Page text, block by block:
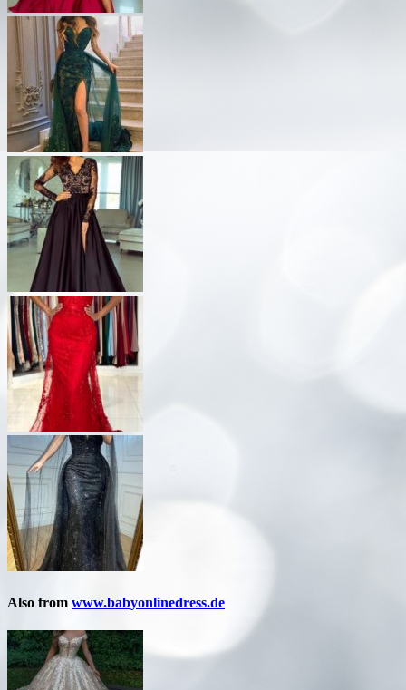
Also from www.babyonlinedress.de